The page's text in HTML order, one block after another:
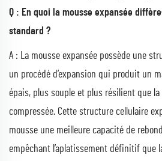
Q : En quoi la mousse expansée
standard ?
A : La mousse expansée possède une
un procédé d’expansion qui produit un
épais, plus souple et plus résilient que la
compressée. Cette structure cellulaire
mousse une meilleure capacité de
empêchant l’aplatissement définitif que